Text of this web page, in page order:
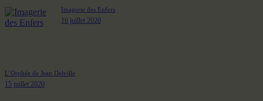
Imagerie des Enfers
16 juillet 2020
L’Orphée de Jean Delville
15 juillet 2020